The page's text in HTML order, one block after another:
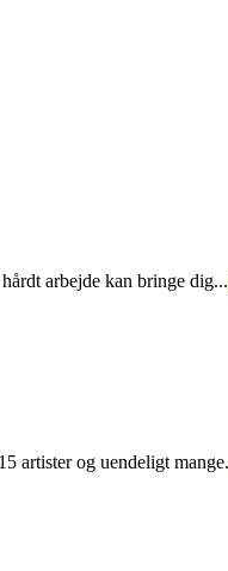
arbejde kan bringe dig...
artister og uendeligt